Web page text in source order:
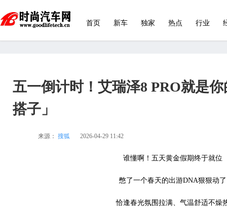
首页 新车 独家 热点 行业
五一倒计时！艾瑞泽8 PRO就是
搭子」
来源： 搜狐 2026-04-29 11:42
谁懂啊！五天黄金假期终于就位
憋了一个春天的出游DNA狠狠动了
恰逢春光氛围拉满、气温舒适不燥